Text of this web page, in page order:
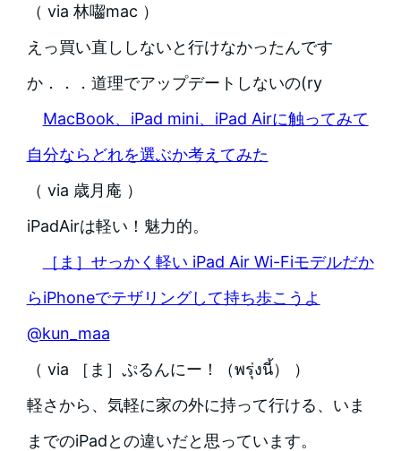
（ via 林囓mac ）
えっ買い直ししないと行けなかったんです
か．．．道理でアップデートしないの(ry
MacBook、iPad mini、iPad Airに触ってみて
自分ならどれを選ぶか考えてみた
（ via 歳月庵 ）
iPadAirは軽い！魅力的。
［ま］せっかく軽い iPad Air Wi-Fiモデルだか
らiPhoneでテザリングして持ち歩こうよ
@kun_maa
（ via ［ま］ぷるんにー！（พรุ่งนี้） ）
軽さから、気軽に家の外に持って行ける、いま
までのiPadとの違いだと思っています。